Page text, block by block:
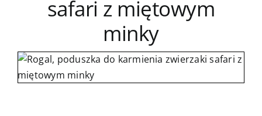
Informacje
Kontakt
safari z miętowym
minky